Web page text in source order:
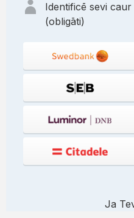
Identificē sevi
(obligāti)
Ja